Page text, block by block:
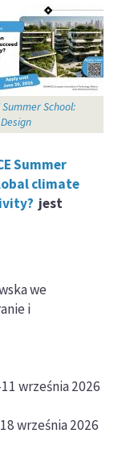
Summer School:
Summer
climate
jest
we
i
września 2026
września 2026